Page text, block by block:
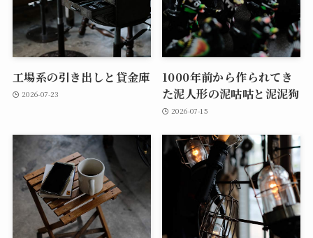
工場系の引き出しと貸金庫
2026-07-23
1000年前から作られてき
た泥人形の泥咕咕と泥泥狗
2026-07-15